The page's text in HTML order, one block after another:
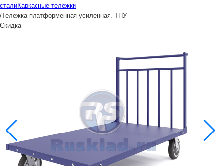
сталиКаркасные тележки
/Тележка платформенная усиленная. ТПУ
Скидка